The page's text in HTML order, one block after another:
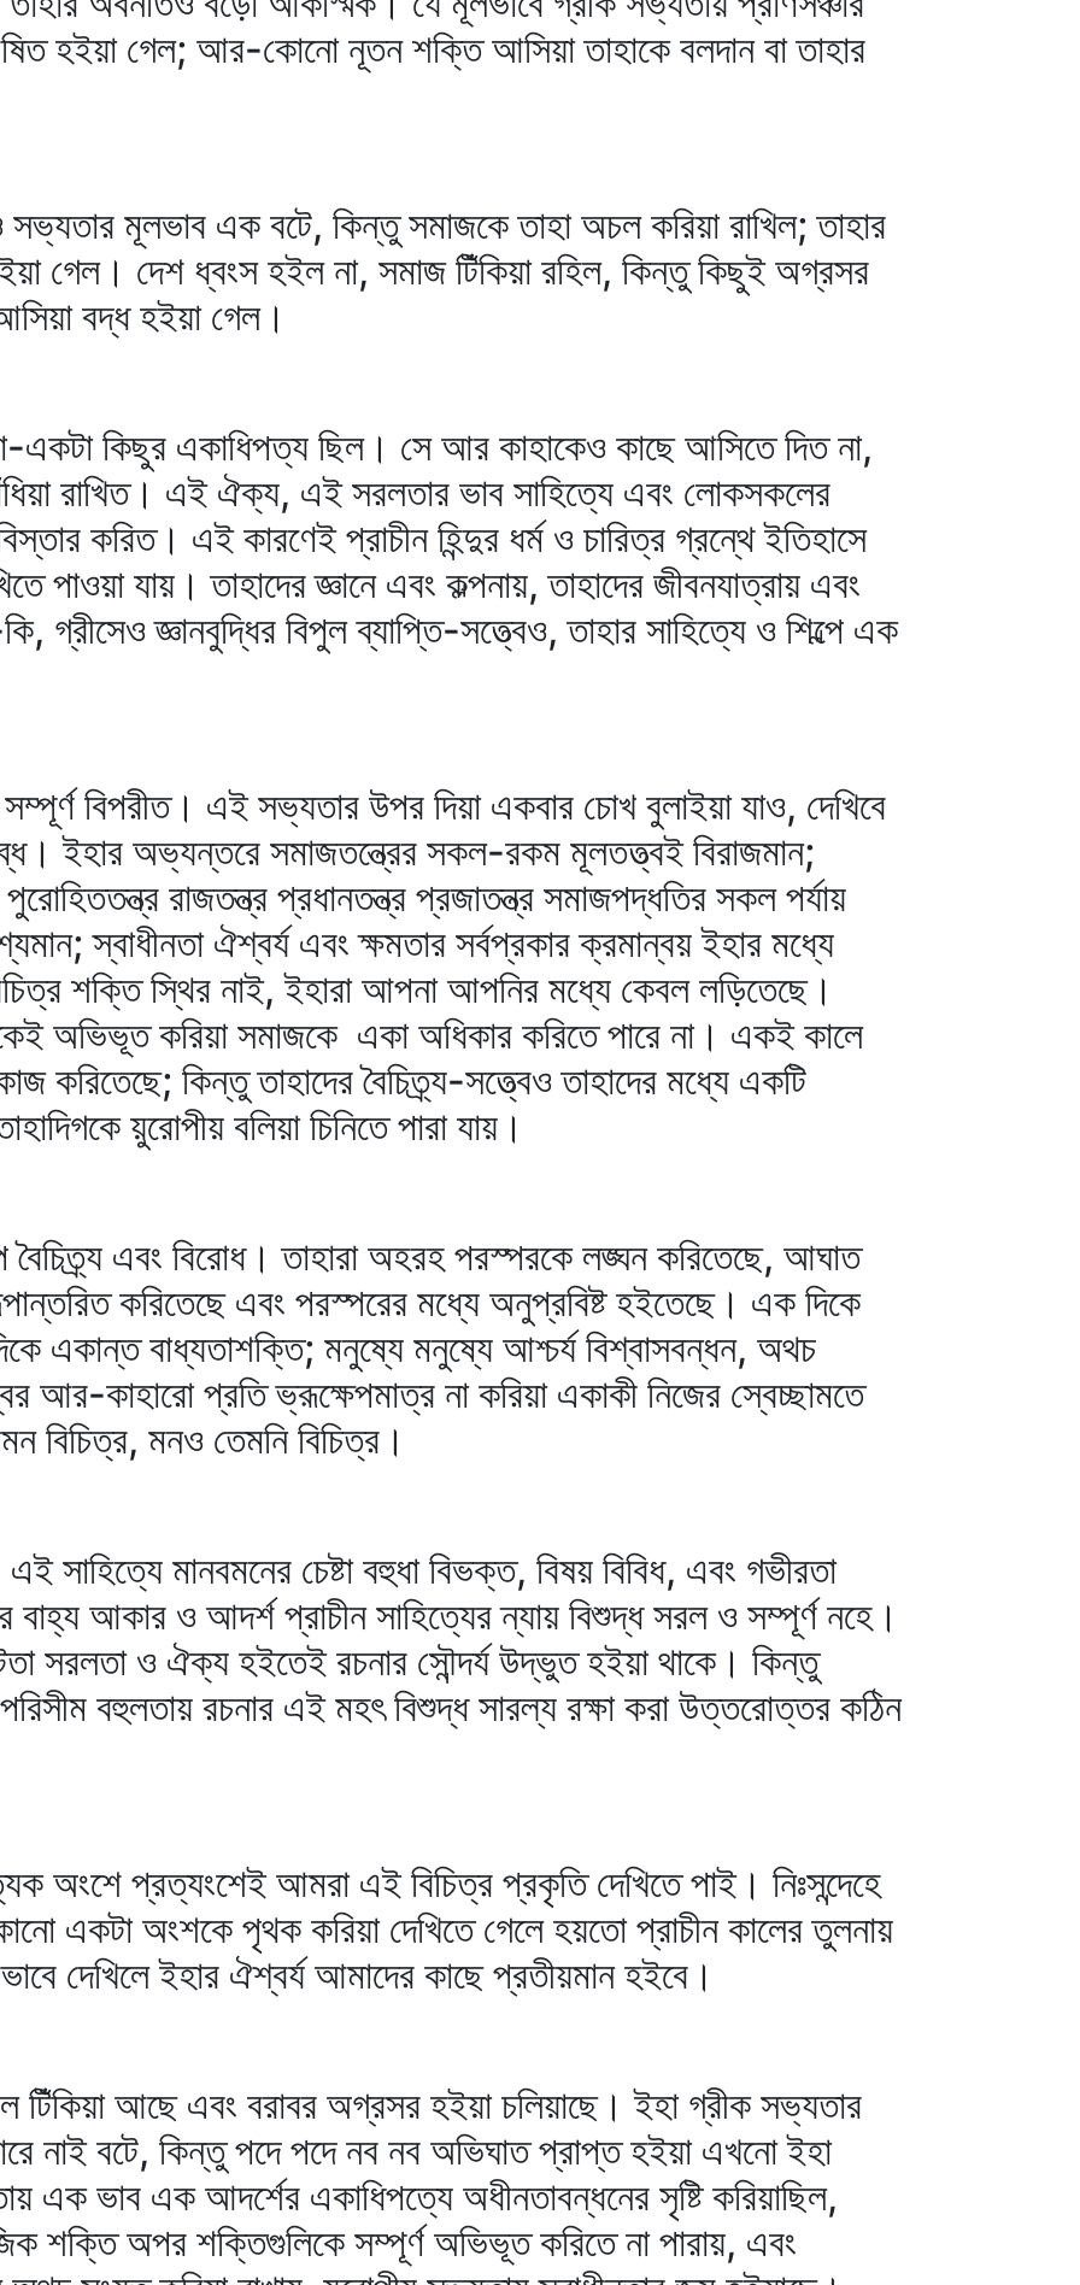
হইয়া গেল; আর-কোনো নূতন শক্তি আসিয়া তাহাকে বলদান বা তাহার
সভ্যতার মূলভাব এক বটে, কিন্তু সমাজকে তাহা অচল করিয়া রাখিল; তাহার
গেল। দেশ ধ্বংস হইল না, সমাজ টিঁকিয়া রহিল, কিন্তু কিছুই অগ্রসর
বদ্ধ হইয়া গেল।
একটা কিছুর একাধিপত্য ছিল। সে আর কাহাকেও কাছে আসিতে দিত না,
রাখিত। এই ঐক্য, এই সরলতার ভাব সাহিত্যে এবং লোকসকলের
করিত। এই কারণেই প্রাচীন হিন্দুর ধর্ম ও চারিত্র গ্রন্থে ইতিহাসে
পাওয়া যায়। তাহাদের জ্ঞানে এবং কল্পনায়, তাহাদের জীবনযাত্রায় এবং
জ্ঞানবুদ্ধির বিপুল ব্যাপ্তি-সত্ত্বেও, তাহার সাহিত্যে ও শিল্পে এক
বিপরীত। এই সভ্যতার উপর দিয়া একবার চোখ বুলাইয়া যাও, দেখিবে
ইহার অভ্যন্তরে সমাজতন্ত্রের সকল-রকম মূলতত্ত্বই বিরাজমান;
রাজতন্ত্র প্রধানতন্ত্র প্রজাতন্ত্র সমাজপদ্ধতির সকল পর্যায়
স্বাধীনতা ঐশ্বর্য এবং ক্ষমতার সর্বপ্রকার ক্রমান্বয় ইহার মধ্যে
শক্তি স্থির নাই, ইহারা আপনা আপনির মধ্যে কেবল লড়িতেছে।
অভিভূত করিয়া সমাজকে একা অধিকার করিতে পারে না। একই কালে
করিতেছে; কিন্তু তাহাদের বৈচিত্র্য-সত্ত্বেও তাহাদের মধ্যে একটি
য়ুরোপীয় বলিয়া চিনিতে পারা যায়।
এবং বিরোধ। তাহারা অহরহ পরস্পরকে লঙ্ঘন করিতেছে, আঘাত
করিতেছে এবং পরস্পরের মধ্যে অনুপ্রবিষ্ট হইতেছে। এক দিকে
একান্ত বাধ্যতাশক্তি; মনুষ্যে মনুষ্যে আশ্চর্য বিশ্বাসবন্ধন, অথচ
আর-কাহারো প্রতি ভ্রূক্ষেপমাত্র না করিয়া একাকী নিজের স্বেচ্ছামতে
বিচিত্র, মনও তেমনি বিচিত্র।
সাহিত্যে মানবমনের চেষ্টা বহুধা বিভক্ত, বিষয় বিবিধ, এবং গভীরতা
বাহ্য আকার ও আদর্শ প্রাচীন সাহিত্যের ন্যায় বিশুদ্ধ সরল ও সম্পূর্ণ নহে।
সরলতা ও ঐক্য হইতেই রচনার সৌন্দর্য উদ্ভুত হইয়া থাকে। কিন্তু
বহুলতায় রচনার এই মহৎ বিশুদ্ধ সারল্য রক্ষা করা উত্তরোত্তর কঠিন
অংশে প্রত্যংশেই আমরা এই বিচিত্র প্রকৃতি দেখিতে পাই। নিঃসন্দেহে
একটা অংশকে পৃথক করিয়া দেখিতে গেলে হয়তো প্রাচীন কালের তুলনায়
দেখিলে ইহার ঐশ্বর্য আমাদের কাছে প্রতীয়মান হইবে।
টিঁকিয়া আছে এবং বরাবর অগ্রসর হইয়া চলিয়াছে। ইহা গ্রীক সভ্যতার
নাই বটে, কিন্তু পদে পদে নব নব অভিঘাত প্রাপ্ত হইয়া এখনো ইহা
এক ভাব এক আদর্শের একাধিপত্যে অধীনতাবন্ধনের সৃষ্টি করিয়াছিল,
শক্তি অপর শক্তিগুলিকে সম্পূর্ণ অভিভূত করিতে না পারায়, এবং